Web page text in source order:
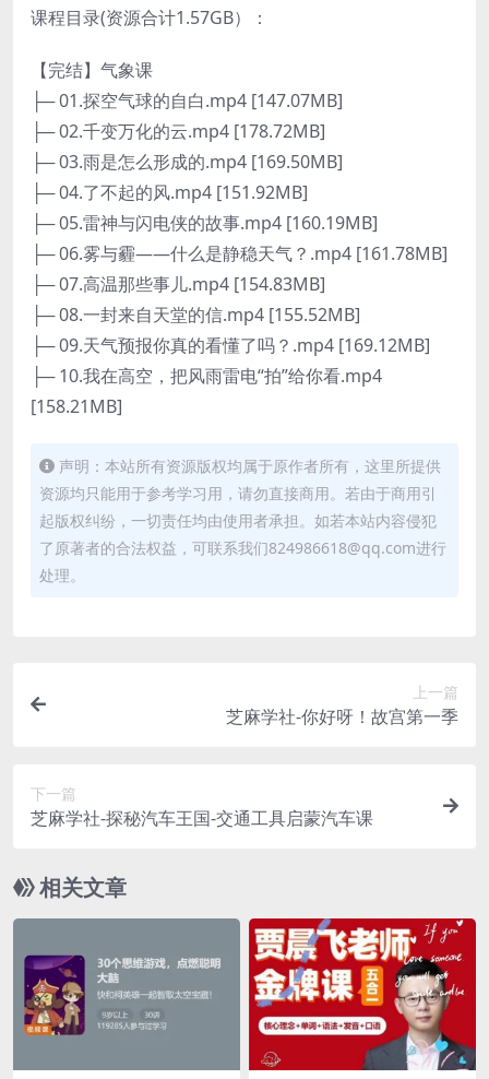
课程目录(资源合计1.57GB）：
【完结】气象课
├─ 01.探空气球的自白.mp4 [147.07MB]
├─ 02.千变万化的云.mp4 [178.72MB]
├─ 03.雨是怎么形成的.mp4 [169.50MB]
├─ 04.了不起的风.mp4 [151.92MB]
├─ 05.雷神与闪电侠的故事.mp4 [160.19MB]
├─ 06.雾与霾——什么是静稳天气？.mp4 [161.78MB]
├─ 07.高温那些事儿.mp4 [154.83MB]
├─ 08.一封来自天堂的信.mp4 [155.52MB]
├─ 09.天气预报你真的看懂了吗？.mp4 [169.12MB]
├─ 10.我在高空，把风雨雷电“拍”给你看.mp4
[158.21MB]
声明：本站所有资源版权均属于原作者所有，这里所提供
资源均只能用于参考学习用，请勿直接商用。若由于商用引
起版权纠纷，一切责任均由使用者承担。如若本站内容侵犯
了原著者的合法权益，可联系我们824986618@qq.com进行
处理。
上一篇
芝麻学社-你好呀！故宫第一季
下一篇
芝麻学社-探秘汽车王国-交通工具启蒙汽车课
相关文章